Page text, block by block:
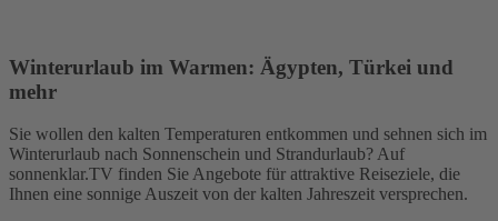
Winterurlaub im Warmen: Ägypten, Türkei und
mehr
Sie wollen den kalten Temperaturen entkommen und sehnen sich im
Winterurlaub nach Sonnenschein und Strandurlaub? Auf
sonnenklar.TV finden Sie Angebote für attraktive Reiseziele, die
Ihnen eine sonnige Auszeit von der kalten Jahreszeit versprechen.